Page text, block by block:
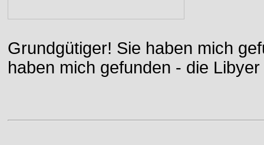
Grundgütiger! Sie haben mich
haben mich gefunden - die